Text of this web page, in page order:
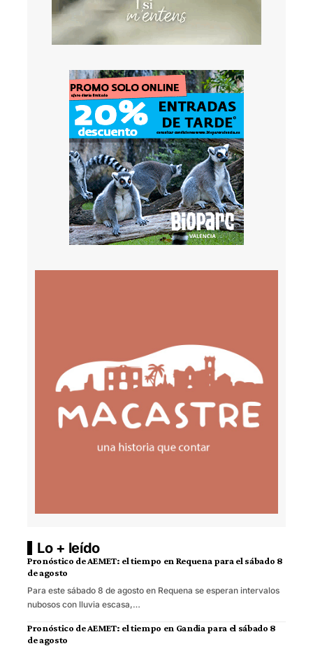
Lo + leído
Pronóstico de AEMET: el tiempo en Requena para el sábado 8
de agosto
Para este sábado 8 de agosto en Requena se esperan intervalos
nubosos con lluvia escasa,…
Pronóstico de AEMET: el tiempo en Gandia para el sábado 8
de agosto